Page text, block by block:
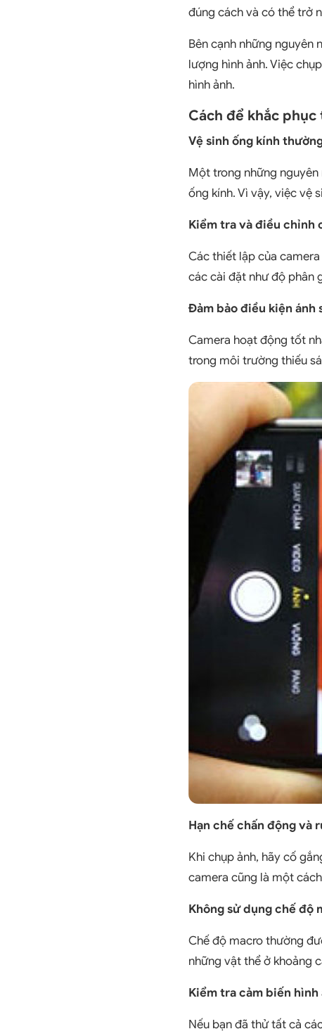
đúng cách và có thể trở
Bên cạnh những nguyên
lượng hình ảnh. Việc
hình ảnh.
Cách để khắc
Vệ sinh ống kính
Một trong những nguyên
ống kính. Vì vậy, việc vệ
Kiểm tra và điều chỉnh
Các thiết lập của
các cài đặt như độ phân
Đảm bảo điều kiện ánh
Camera hoạt động tốt
trong môi trường thiếu
Hạn chế chấn động và
Khi chụp ảnh, hãy cố
camera cũng là một
Không sử dụng chế độ
Chế độ macro thường
những vật thể ở khoảng
Kiểm tra cảm biến hình
Nếu bạn đã thử tất cả